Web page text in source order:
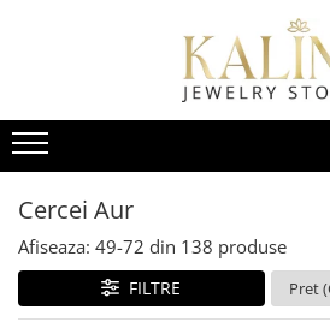
Cercei fetite 1 an+
Cercei 5 ani+
Cercei adolescente si doamne
Cercei piercing
Cercei din aur cu protectie
Cercei din aur cu tortita
Cercei aur alb
Cercei din aur cu pietre pretioase
Cercei aur galben
Cercei aur 18K
Cercei argint cu protectie
Cercei argint cu surub
Cercei argint lungi / tortita
Kituri pentru gauri de urechi
Bijuterii cu diamante
Cercei cu tortita
Cercei cu protectie
Bratari
Pandantive & coliere
Bratari snur cu aur
Cercei Aur
Afiseaza: 49-72 din 138 produse
FILTRE